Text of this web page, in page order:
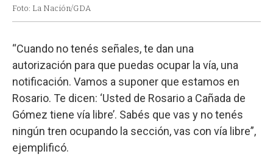
Foto: La Nación/GDA
“Cuando no tenés señales, te dan una
autorización para que puedas ocupar la vía, una
notificación. Vamos a suponer que estamos en
Rosario. Te dicen: ‘Usted de Rosario a Cañada de
Gómez tiene vía libre’. Sabés que vas y no tenés
ningún tren ocupando la sección, vas con vía libre”,
ejemplificó.